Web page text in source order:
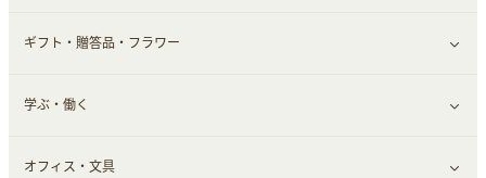
定額制有料コンテンツ
仮想通貨
その他投資
キャッシング・ローン
その他金融
保険相談・面談
すべて見る
住まい・暮らし
不動産
ギフト・贈答品・フラワー
すべて見る
ギフト・贈答品
学ぶ・働く
すべて見る
オフィス・文具